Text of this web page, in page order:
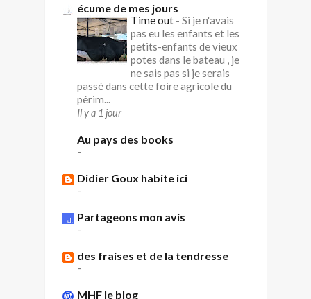
écume de mes jours
Time out - Si je n'avais
pas eu les enfants et les
petits-enfants de vieux
potes dans le bateau , je
ne sais pas si je serais
passé dans cette foire agricole du
périm...
Il y a 1 jour
Au pays des books
-
Didier Goux habite ici
-
Partageons mon avis
-
des fraises et de la tendresse
-
MHF le blog